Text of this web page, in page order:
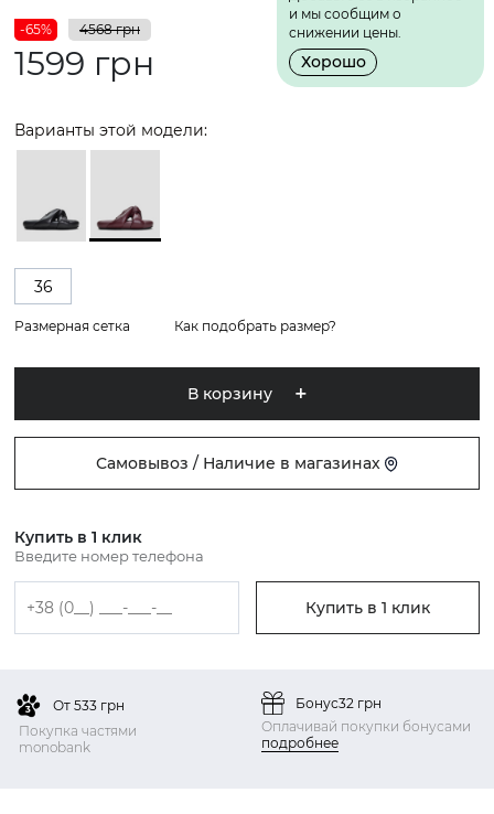
и мы сообщим о
снижении цены.
Хорошо
-65% 4568 грн
1599 грн
Варианты этой модели:
36
Размерная сетка Как подобрать размер?
В корзину
Самовывоз / Наличие в магазинах
Купить в 1 клик
Введите номер телефона
Купить в 1 клик
От 533 грн
Покупка частями
monobank
Бонус32 грн
Оплачивай покупки бонусами
подробнее